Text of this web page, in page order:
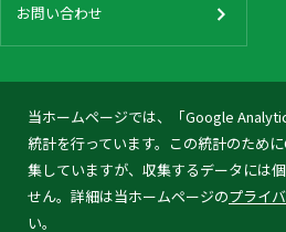
当ホームページでは、「Google
統計を行っています。この統計のため
集していますが、収集するデータには
せん。詳細は当ホームページのプライ
い。
お問い合わせ